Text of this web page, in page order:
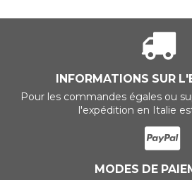
INFORMATIONS SUR
Pour les commandes égales ou
l'expédition en Italie
MODES DE